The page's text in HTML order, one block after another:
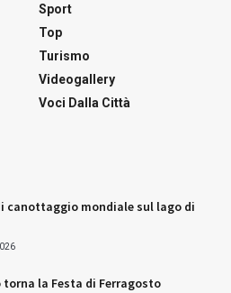
Sport
Top
Turismo
Videogallery
Voci Dalla Città
canottaggio mondiale sul lago di
torna la Festa di Ferragosto